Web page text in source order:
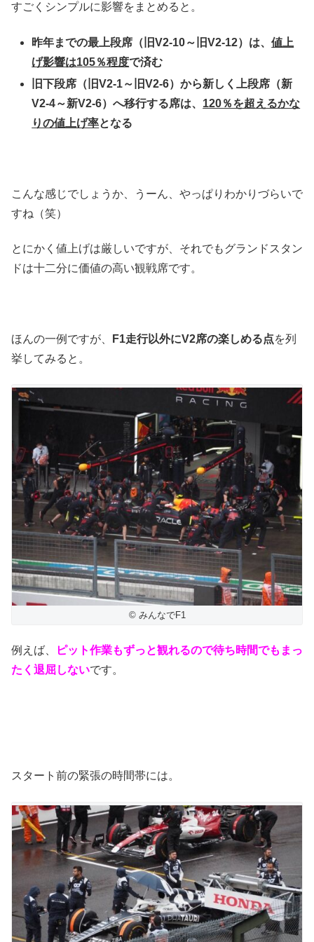
すごくシンプルに影響をまとめると。
昨年までの最上段席（旧V2-10～旧V2-12）は、値上
げ影響は105％程度で済む
旧下段席（旧V2-1～旧V2-6）から新しく上段席（新
V2-4～新V2-6）へ移行する席は、 120％を超えるかな
りの値上げ率となる
こんな感じでしょうか、うーん、やっぱりわかりづらいで
すね（笑）
とにかく値上げは厳しいですが、それでもグランドスタン
ドは十二分に価値の高い観戦席です。
ほんの一例ですが、 F1走行以外にV2席の楽しめる点を列
挙してみると。
© みんなでF1
例えば、
ピット作業もずっと観れるので待ち時間でもまっ
たく退屈しないです。
スタート前の緊張の時間帯には。